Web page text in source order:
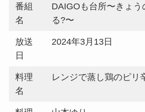
番組
名
DAIGOも台所〜きょう
る?〜
放送
日
2024年3月13日
料理
名
レンジで蒸し鶏のピリ